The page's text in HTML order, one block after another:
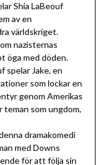
Shia LaBeouf
av en
världskriget.
nazisternas
öga med döden.
spelar Jake, en
som lockar en
genom Amerikas
teman som ungdom,
dramakomedi
med Downs
för att följa sin